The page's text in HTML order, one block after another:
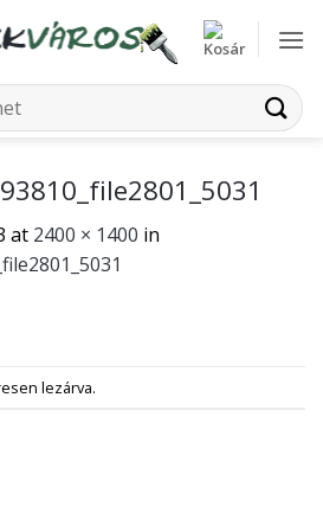
at 2400 × 1400 in
lezárva.